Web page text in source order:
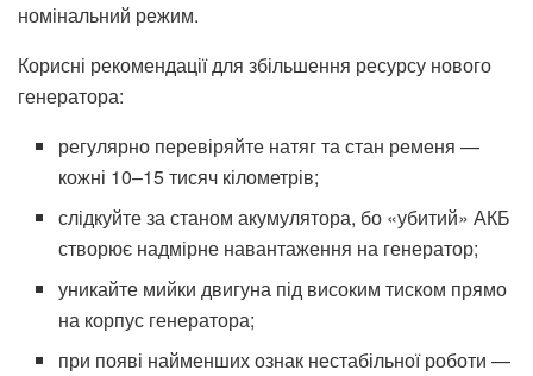
номінальний режим.
Корисні рекомендації для збільшення ресурсу нового
генератора:
регулярно перевіряйте натяг та стан ременя —
кожні 10–15 тисяч кілометрів;
слідкуйте за станом акумулятора, бо «убитий» АКБ
створює надмірне навантаження на генератор;
уникайте мийки двигуна під високим тиском прямо
на корпус генератора;
при появі найменших ознак нестабільної роботи —